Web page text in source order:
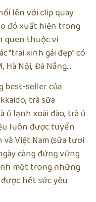
lên với clip quay
đó xuất hiện trong
quen thuộc vì
“trai xinh gái đẹp” có
Hà Nội, Đà Nẵng…
best-seller của
trà sữa
ủ lạnh xoài đào, trà ủ
luôn được tuyển
Việt Nam (sữa tươi
càng đứng vững
một trong những
hết sức yêu